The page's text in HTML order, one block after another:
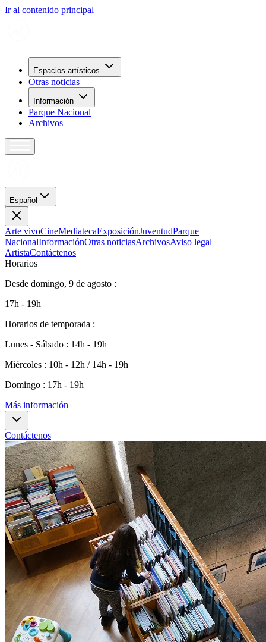
Ir al contenido principal
Espacios artísticos
Otras noticias
Información
Parque Nacional
Archivos
Español
Arte vivoCineMediatecaExposiciónJuventudParque
NacionalInformaciónOtras noticiasArchivosAviso legal
ArtistaContáctenos
Horarios
Desde domingo, 9 de agosto :
17h - 19h
Horarios de temporada :
Lunes - Sábado : 14h - 19h
Miércoles : 10h - 12h / 14h - 19h
Domingo : 17h - 19h
Más información
Contáctenos